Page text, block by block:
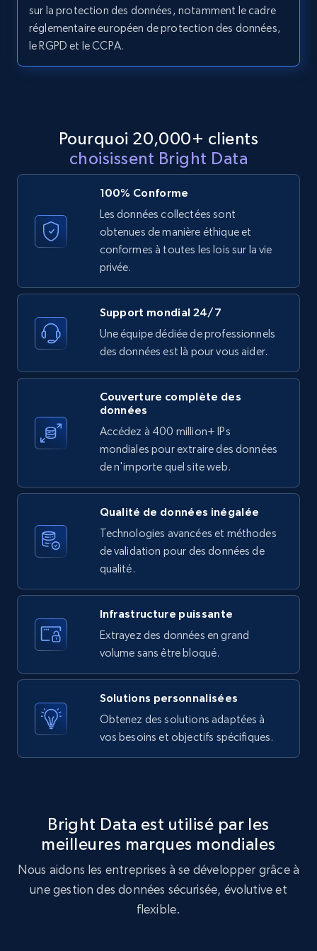
11.3K+ 1.5K+ Essai gratuit
11.3K+ 1.5K+ Essai gratuit
LinkedIn posts - Discover new posts
company URL
URL, ID, User id, Use url, Title, Headline, Post
text, Date posted, and more.
11.3K+ 1.5K+ Essai gratuit
X (formerly Twitter) - Posts
ID, User posted, Name, Description, Date
posted, Photos, URL, Quoted post, and more.
1.2K+
X (formerly Twitter) - Posts - Collecting
Twitter posts URLs
posted, Photos, URL, Quoted post, and more.
10.3K+ 1.2K+ Essai gratuit
X (formerly Twitter) - Posts - Getting x
posts by array of profiles
ID, User posted, Name, Description, Date
posted, Photos, URL, Quoted post, and more.
TikTok - Profiles
Account id, Nickname, Biography, Awg
engagement rate, Comment engagement rate,
sur la protection des données, notamment le cadre
réglementaire européen de protection des données,
le RGPD et le CCPA.
Pourquoi 20,000+ clients
choisissent Bright Data
100% Conforme
Les données collectées sont
obtenues de manière éthique et
conformes à toutes les lois sur la vie
privée.
Support mondial 24/7
Une équipe dédiée de professionnels
des données est là pour vous aider.
Couverture complète des
données
Accédez à 400 million+ IPs
mondiales pour extraire des données
de n'importe quel site web.
Qualité de données inégalée
Technologies avancées et méthodes
de validation pour des données de
qualité.
Infrastructure puissante
Extrayez des données en grand
volume sans être bloqué.
Solutions personnalisées
Obtenez des solutions adaptées à
vos besoins et objectifs spécifiques.
Bright Data est utilisé par les
meilleures marques mondiales
Nous aidons les entreprises à se développer grâce à
une gestion des données sécurisée, évolutive et
flexible.